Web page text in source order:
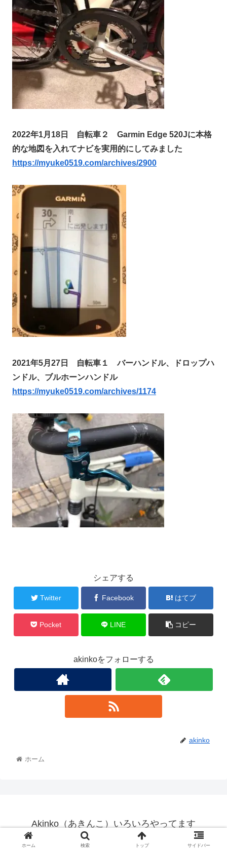
2022年1月18日 自転車２ Garmin Edge 520Jに本格
的な地図を入れてナビを実用的にしてみました
https://myuke0519.com/archives/2900
2021年5月27日
自転車１ バーハンドル、ドロップハ
ンドル、ブルホーンハンドル
https://myuke0519.com/archives/1174
シェアする
Twitter Facebook はてブ
Pocket LINE コピー
akinkoをフォローする
akinko
ホーム
Akinko（あきんこ）いろいろやってます
© 2021 Akinko（あきんこ）いろいろやってます.
ホーム 検索 トップ サイドバー